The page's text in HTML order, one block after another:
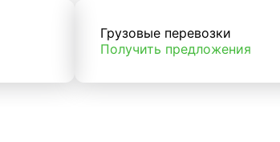
Грузовые перевозки
Получить предложения